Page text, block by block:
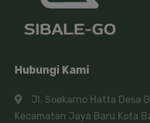
Hubungi Kami
Jl. Soekarno Hatta Desa
Kecamatan Jaya Baru Kota